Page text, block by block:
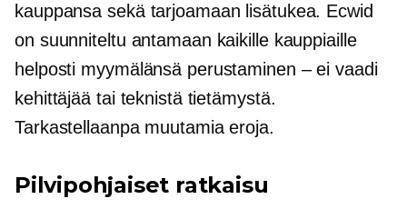
kauppansa sekä tarjoamaan lisätukea. Ecwid
on suunniteltu antamaan kaikille kauppiaille
helposti myymälänsä perustaminen – ei vaadi
kehittäjää tai teknistä tietämystä.
Tarkastellaanpa muutamia eroja.
Pilvipohjaiset ratkaisu